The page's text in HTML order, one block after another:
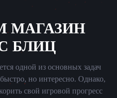
МАГАЗИН
БЛИЦ
одной из основных задач
но интересно. Однако,
свой игровой прогресс